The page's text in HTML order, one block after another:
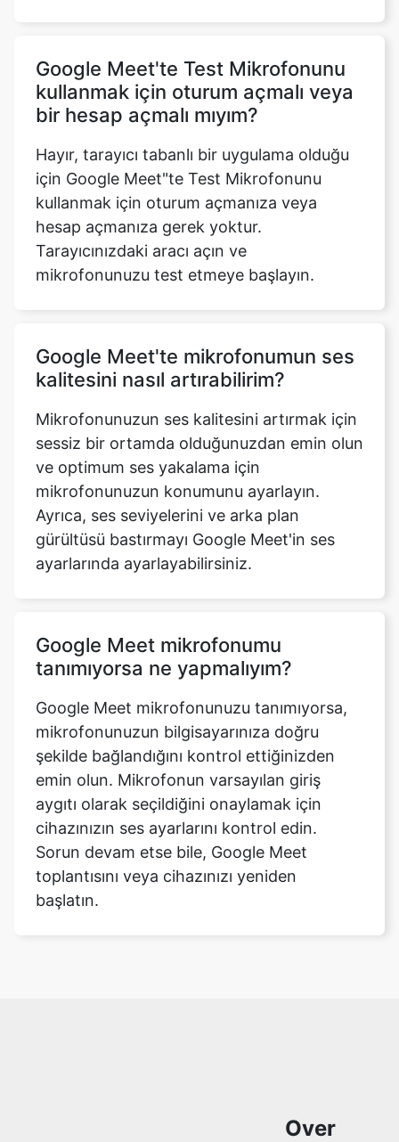
Google Meet'te Test Mikrofonunu
kullanmak için oturum açmalı veya
bir hesap açmalı mıyım?
Hayır, tarayıcı tabanlı bir uygulama olduğu
için Google Meet"te Test Mikrofonunu
kullanmak için oturum açmanıza veya
hesap açmanıza gerek yoktur.
Tarayıcınızdaki aracı açın ve
mikrofonunuzu test etmeye başlayın.
Google Meet'te mikrofonumun ses
kalitesini nasıl artırabilirim?
Mikrofonunuzun ses kalitesini artırmak için
sessiz bir ortamda olduğunuzdan emin olun
ve optimum ses yakalama için
mikrofonunuzun konumunu ayarlayın.
Ayrıca, ses seviyelerini ve arka plan
gürültüsü bastırmayı Google Meet'in ses
ayarlarında ayarlayabilirsiniz.
Google Meet mikrofonumu
tanımıyorsa ne yapmalıyım?
Google Meet mikrofonunuzu tanımıyorsa,
mikrofonunuzun bilgisayarınıza doğru
şekilde bağlandığını kontrol ettiğinizden
emin olun. Mikrofonun varsayılan giriş
aygıtı olarak seçildiğini onaylamak için
cihazınızın ses ayarlarını kontrol edin.
Sorun devam etse bile, Google Meet
toplantısını veya cihazınızı yeniden
başlatın.
Over